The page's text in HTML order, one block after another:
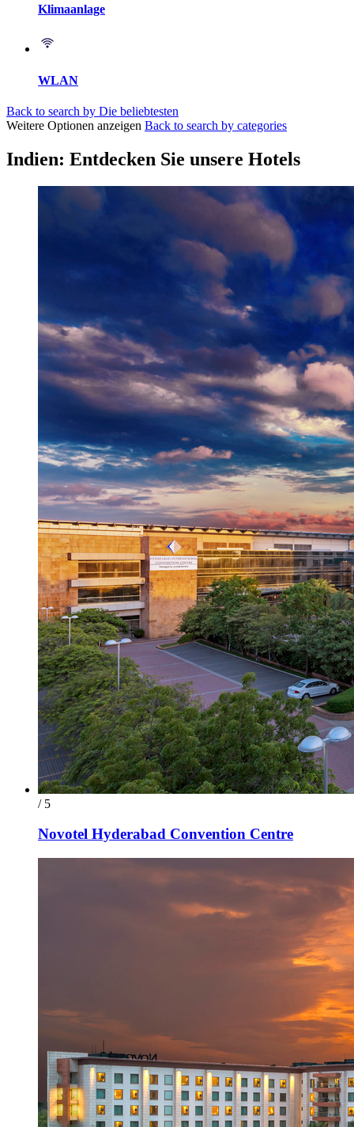
Klimaanlage
WLAN
Back to search by Die beliebtesten
Weitere Optionen anzeigen Back to search by categories
Indien: Entdecken Sie unsere Hotels
/ 5
Novotel Hyderabad Convention Centre